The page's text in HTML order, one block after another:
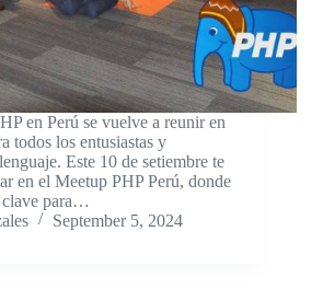
en Perú se vuelve a reunir en
todos los entusiastas y
Este 10 de setiembre te
en el Meetup PHP Perú, donde
clave para…
September 5, 2024